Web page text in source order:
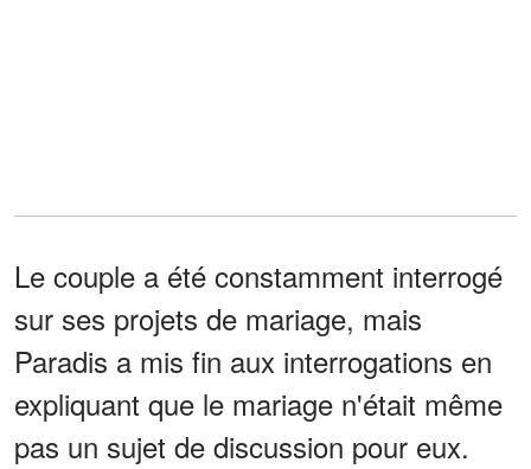
Le couple a été constamment interrogé
sur ses projets de mariage, mais
Paradis a mis fin aux interrogations en
expliquant que le mariage n'était même
pas un sujet de discussion pour eux.